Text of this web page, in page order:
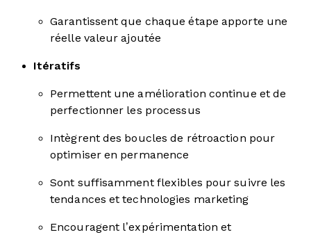
Garantissent que chaque étape apporte une
réelle valeur ajoutée
Itératifs
Permettent une amélioration continue et de
perfectionner les processus
Intègrent des boucles de rétroaction pour
optimiser en permanence
Sont suffisamment flexibles pour suivre les
tendances et technologies marketing
Encouragent l’expérimentation et